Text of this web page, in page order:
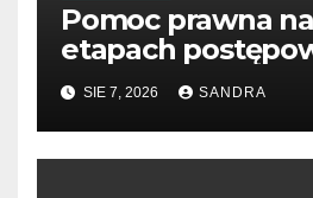
Pomoc prawna
etapach
SIE 7, 2026 SANDRA